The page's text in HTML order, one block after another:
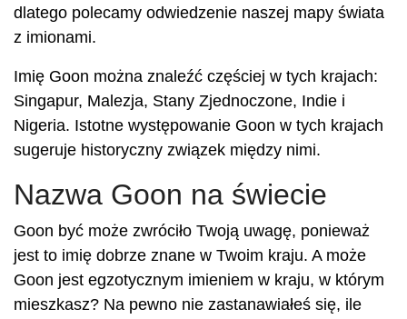
dlatego polecamy odwiedzenie naszej mapy świata
z imionami.
Imię Goon można znaleźć częściej w tych krajach:
Singapur, Malezja, Stany Zjednoczone, Indie i
Nigeria. Istotne występowanie Goon w tych krajach
sugeruje historyczny związek między nimi.
Nazwa Goon na świecie
Goon być może zwróciło Twoją uwagę, ponieważ
jest to imię dobrze znane w Twoim kraju. A może
Goon jest egzotycznym imieniem w kraju, w którym
mieszkasz? Na pewno nie zastanawiałeś się, ile